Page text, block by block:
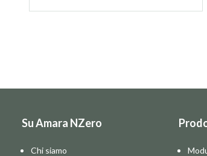
Su Amara NZero
Chi siamo